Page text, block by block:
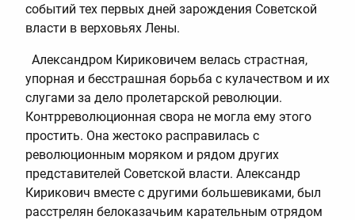
событий тех первых дней зарождения Советской
власти в верховьях Лены.
Александром Кириковичем велась страстная,
упорная и бесстрашная борьба с кулачеством и их
слугами за дело пролетарской революции.
Контрреволюционная свора не могла ему этого
простить. Она жестоко расправилась с
революционным моряком и рядом других
представителей Советской власти. Александр
Кирикович вместе с другими большевиками, был
расстрелян белоказачьим карательным отрядом